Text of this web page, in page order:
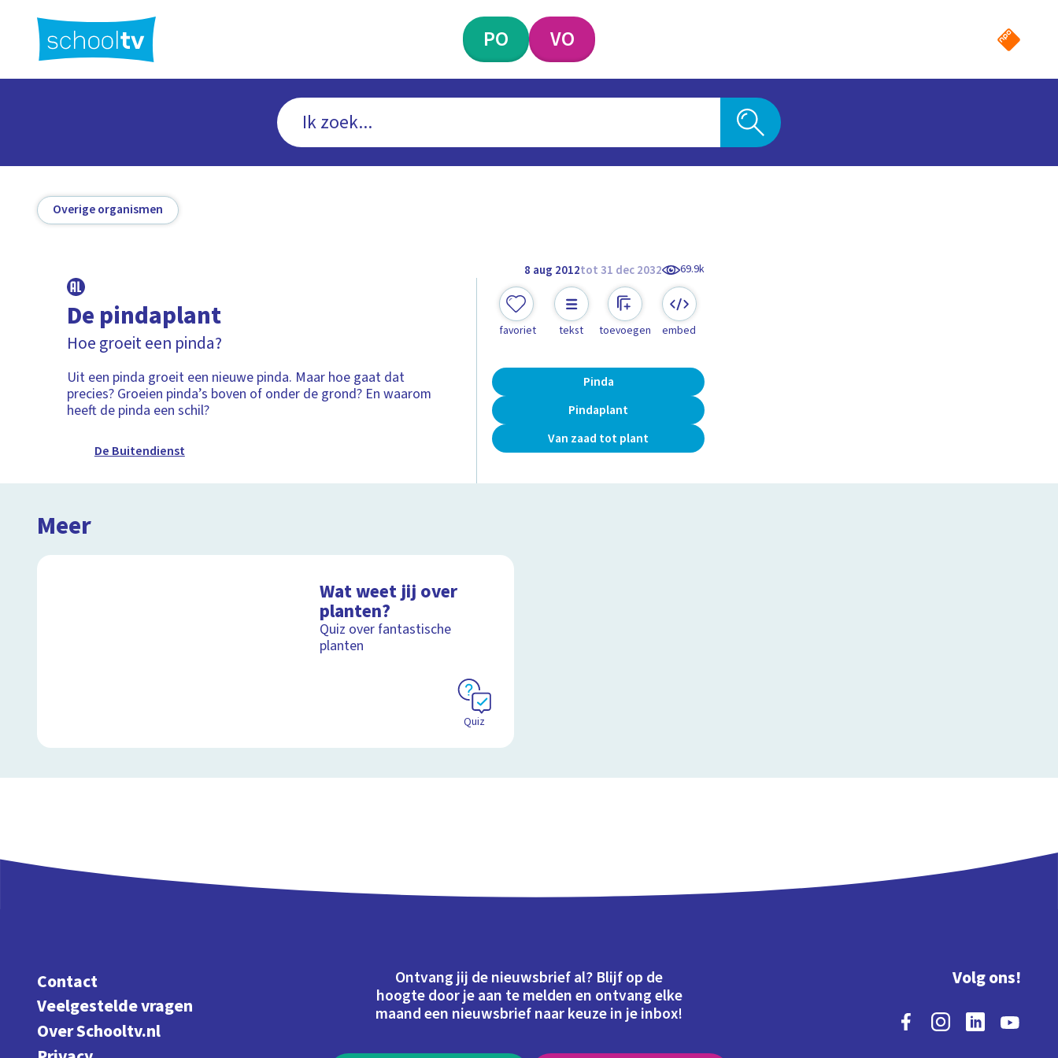
hoofdinhoud
PO VO
Overige organismen
8 aug 2012tot 31 dec 2032 69.9k
De pindaplant
Hoe groeit een pinda?
Uit een pinda groeit een nieuwe pinda. Maar hoe gaat dat
precies? Groeien pinda’s boven of onder de grond? En waarom
heeft de pinda een schil?
De Buitendienst
favoriet tekst toevoegen embed
Pinda
Pindaplant
Van zaad tot plant
Meer
Wat weet jij over
planten?
Quiz over fantastische
planten
Quiz
Contact
Veelgestelde vragen
Over Schooltv.nl
Ontvang jij de nieuwsbrief al? Blijf op de
hoogte door je aan te melden en ontvang elke
maand een nieuwsbrief naar keuze in je inbox!
Volg ons!